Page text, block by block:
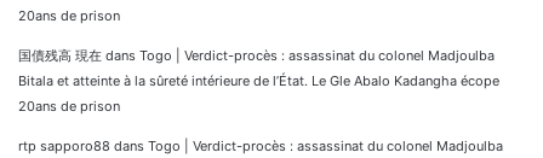
20ans de prison
国債残高 現在 dans Togo | Verdict-procès : assassinat du colonel Madjoulba
Bitala et atteinte à la sûreté intérieure de l’État. Le Gle Abalo Kadangha écope
20ans de prison
rtp sapporo88 dans Togo | Verdict-procès : assassinat du colonel Madjoulba